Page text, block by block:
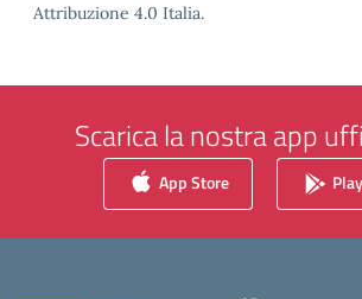
Attribuzione 4.0 Italia.
Scarica la nostra app
App Store